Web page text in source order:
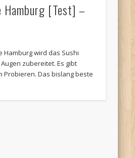
Hamburg [Test] –
Hamburg wird das Sushi
zubereitet. Es gibt
Probieren. Das bislang beste